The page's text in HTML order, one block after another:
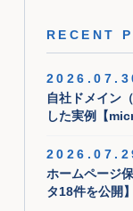
RECENT
自社ドメイン
した実例【
ホームページ
タ18件を公開】